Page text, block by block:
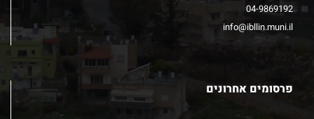
04-9869192
info@ibllin.muni.il
פרסומים אחרונים